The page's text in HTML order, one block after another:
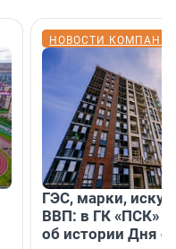
НОВОСТИ
ГЭС, марки,
ВВП: в ГК «ПСК»
об истории Дня